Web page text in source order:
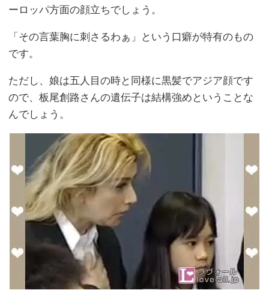
ーロッパ方面の顔立ちでしょう。
「その言葉胸に刺さるわぁ」という口癖が特有のもの
です。
ただし、娘は五人目の時と同様に黒髪でアジア顔です
ので、板尾創路さんの遺伝子は結構強めということな
んでしょう。